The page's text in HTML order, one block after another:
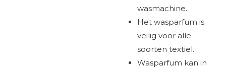
wasmachine.
Het wasparfum is
veilig voor alle
soorten textiel.
Wasparfum kan in